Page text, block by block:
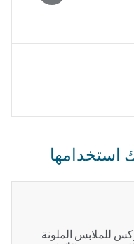
استخدامها
للملابس الملونة